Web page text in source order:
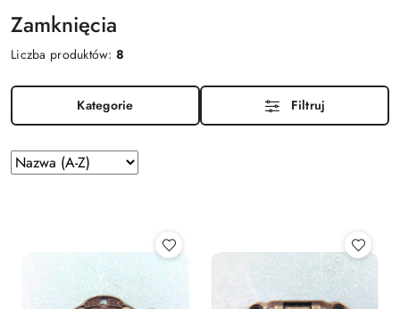
Zamknięcia
Liczba produktów:8
Kategorie Filtruj
Zastosowano
sortowanie:
Sortuj
według